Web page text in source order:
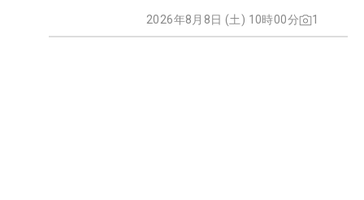
2026年8月8日 (土) 10時00分 1